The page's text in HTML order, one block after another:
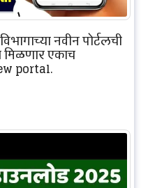
नवीन पोर्टलची
एकाच
portal.